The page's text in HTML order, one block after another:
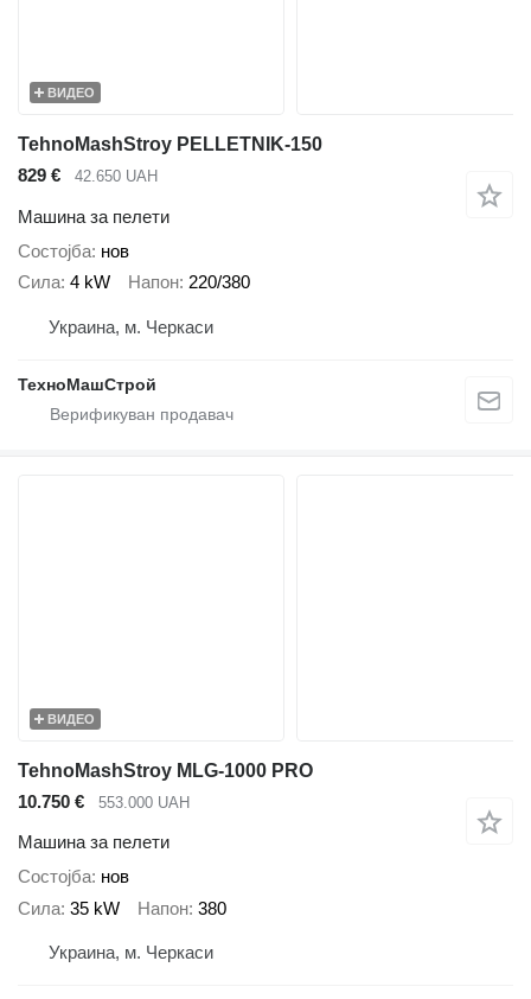
ВИДЕО
TehnoMashStroy PELLETNIK-150
829 €
42.650 UAH
Машина за пелети
Состојба нов
Сила 4 kW Напон 220/380
Украина, м. Черкаси
ТехноМашСтрой
ВИДЕО
TehnoMashStroy MLG-1000 PRO
10.750 €
553.000 UAH
Машина за пелети
Состојба нов
Сила 35 kW Напон 380
Украина, м. Черкаси